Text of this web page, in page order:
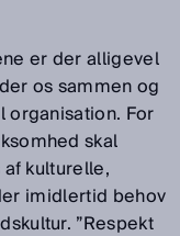
er der alligevel
os sammen og
For
skal
kulturelle,
imidlertid behov
”Respekt